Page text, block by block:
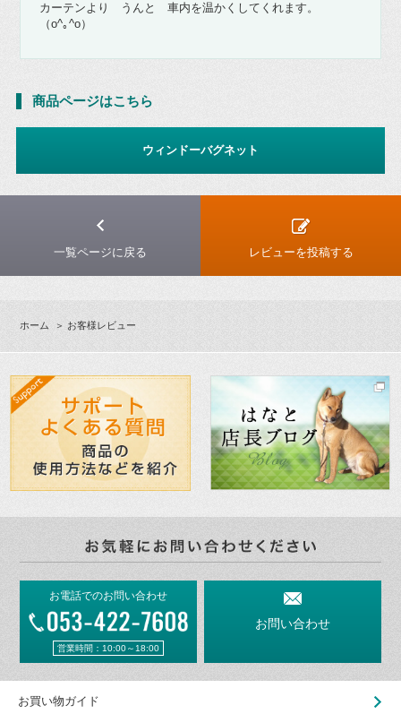
カーテンより うんと 車内を温かくしてくれます。
（o^｡^o）
商品ページはこちら
ウィンドーバグネット
一覧ページに戻る レビューを投稿する
ホーム ＞ お客様レビュー
お電話でのお問い合わせ
営業時間：10:00～18:00
お問い合わせ
お買い物ガイド